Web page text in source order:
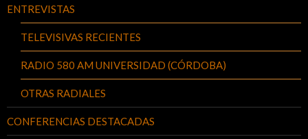
ENTREVISTAS
TELEVISIVAS RECIENTES
RADIO 580 AM UNIVERSIDAD (CÓRDOBA)
OTRAS RADIALES
CONFERENCIAS DESTACADAS